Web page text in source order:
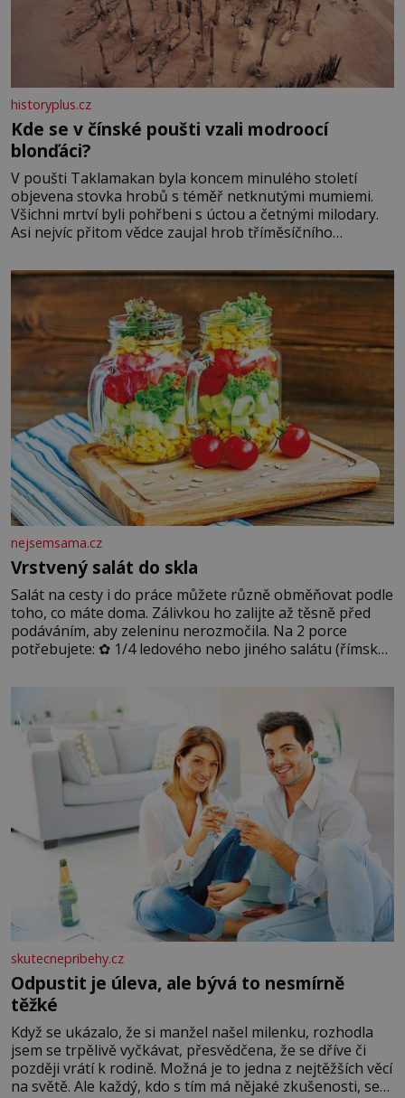
historyplus.cz
Kde se v čínské poušti vzali modroocí
blonďáci?
V poušti Taklamakan byla koncem minulého století
objevena stovka hrobů s téměř netknutými mumiemi.
Všichni mrtví byli pohřbeni s úctou a četnými milodary.
Asi nejvíc přitom vědce zaujal hrob tříměsíčního
blonďaté vlásky. Fakt, že jsou těla dávných lidí nesmírně
dobře zachovalá, přičítají odborníci zdejším klimatickým
podmínkám. Sucho, prosolené písky a extrémně
nejsemsama.cz
Vrstvený salát do skla
Salát na cesty i do práce můžete různě obměňovat podle
toho, co máte doma. Zálivkou ho zalijte až těsně před
podáváním, aby zeleninu nerozmočila. Na 2 porce
potřebujete: ✿ 1/4 ledového nebo jiného salátu (římský
okurky ✿ 2 rajčata Zálivka: ✿ 4 lžíce olivového oleje ✿ 1
lžíci citronové šťávy ✿ ½ stroužku
skutecnepribehy.cz
Odpustit je úleva, ale bývá to nesmírně
těžké
Když se ukázalo, že si manžel našel milenku, rozhodla
jsem se trpělivě vyčkávat, přesvědčena, že se dříve či
později vrátí k rodině. Možná je to jedna z nejtěžších věcí
na světě. Ale každý, kdo s tím má nějaké zkušenosti, se